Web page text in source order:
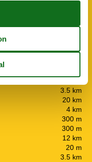
1
3.5 km
20 km
4 km
300 m
300 m
12 km
20 m
3.5 km